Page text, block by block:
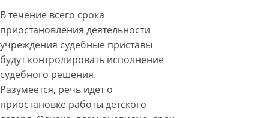
В течение всего срока
приостановления деятельности
учреждения судебные приставы
будут контролировать исполнение
судебного решения.
Разумеется, речь идет о
приостановке работы детского